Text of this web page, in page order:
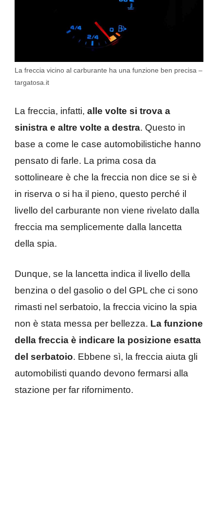
La freccia vicino al carburante ha una funzione ben precisa –
targatosa.it
La freccia, infatti, alle volte si trova a
sinistra e altre volte a destra. Questo in
base a come le case automobilistiche hanno
pensato di farle. La prima cosa da
sottolineare è che la freccia non dice se si è
in riserva o si ha il pieno, questo perché il
livello del carburante non viene rivelato dalla
freccia ma semplicemente dalla lancetta
della spia.
Dunque, se la lancetta indica il livello della
benzina o del gasolio o del GPL che ci sono
rimasti nel serbatoio, la freccia vicino la spia
non è stata messa per bellezza. La funzione
della freccia è indicare la posizione esatta
del serbatoio. Ebbene sì, la freccia aiuta gli
automobilisti quando devono fermarsi alla
stazione per far rifornimento.